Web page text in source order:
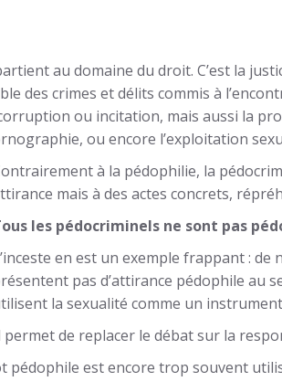
au domaine du droit. C’est la
des crimes et délits commis à
ou incitation, mais aussi la
ou encore l’exploitation
à la pédophilie, la
mais à des actes concrets,
les pédocriminels ne sont pas
en est un exemple frappant :
pas d’attirance pédophile au
la sexualité comme un
de replacer le débat sur la
pédophile est encore trop souvent